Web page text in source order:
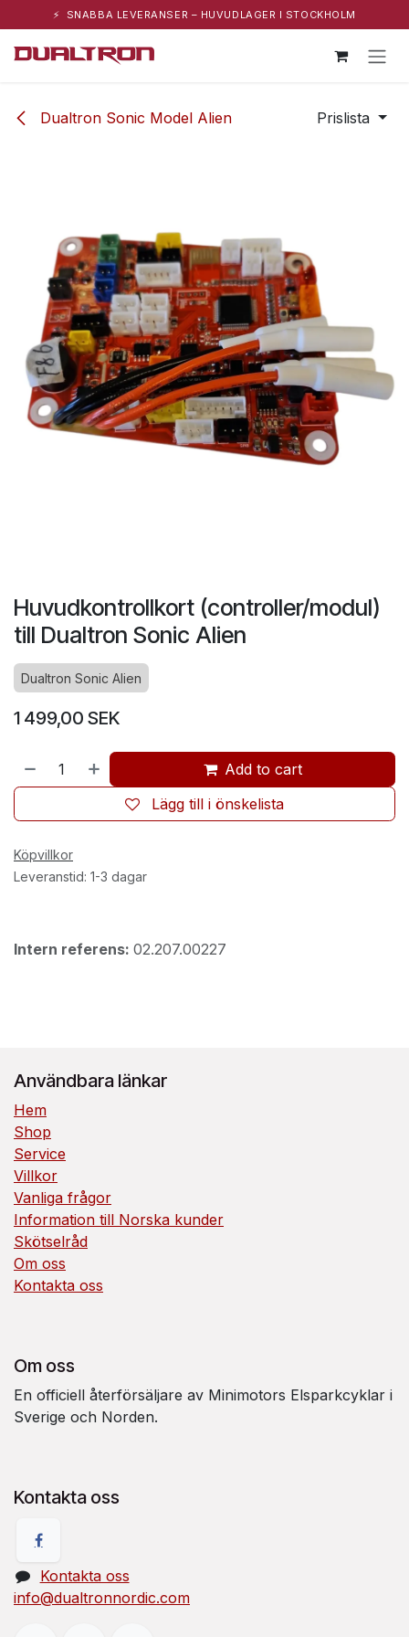
⚡ SNABBA LEVERANSER – HUVUDLAGER I STOCKHOLM
Dualtron Sonic Model Alien Prislista
Huvudkontrollkort (controller/modul)
till Dualtron Sonic Alien
Dualtron Sonic Alien
1 499,00 SEK
Add to cart
Lägg till i önskelista
Köpvillkor
Leveranstid: 1-3 dagar
Intern referens: 02.207.00227
Användbara länkar
Hem
Shop
Service
Villkor
Vanliga frågor
Information till Norska kunder
Skötselråd
Om oss
Kontakta oss
Om oss
En officiell återförsäljare av Minimotors Elsparkcyklar i
Sverige och Norden.
Kontakta oss
Kontakta oss
info@dualtronnordic.com